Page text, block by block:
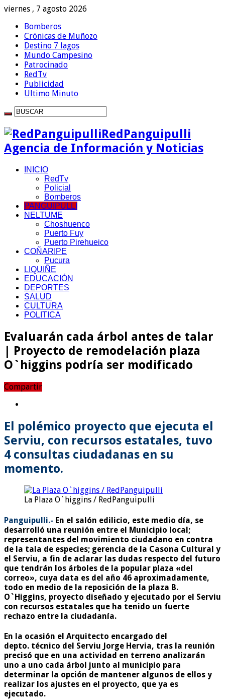
viernes , 7 agosto 2026
Bomberos
Crónicas de Muñozo
Destino 7 lagos
Mundo Campesino
Patrocinado
RedTv
Publicidad
Ultimo Minuto
RedPanguipulli
Agencia de Información y Noticias
INICIO
RedTv
Policial
Bomberos
PANGUIPULLI
NELTUME
Choshuenco
Puerto Fuy
Puerto Pirehueico
COÑARIPE
Pucura
LIQUIÑE
EDUCACIÓN
DEPORTES
SALUD
CULTURA
POLITICA
Evaluarán cada árbol antes de talar
| Proyecto de remodelación plaza
O`higgins podría ser modificado
Compartir
El polémico proyecto que ejecuta el
Serviu, con recursos estatales, tuvo
4 consultas ciudadanas en su
momento.
La Plaza O`higgins / RedPanguipulli
Panguipulli.- En el salón edilicio, este medio día, se
desarrolló una reunión entre el Municipio local;
representantes del movimiento ciudadano en contra
de la tala de especies; gerencia de la Casona Cultural y
el Serviu, a fin de aclarar las dudas respecto del futuro
que tendrán los árboles de la popular plaza «del
correo», cuya data es del año 46 aproximadamente,
todo en medio de la reposición de la plaza B.
O`Higgins, proyecto diseñado y ejecutado por el Serviu
con recursos estatales que ha tenido un fuerte
rechazo entre la ciudadanía.
En la ocasión el Arquitecto encargado del
depto. técnico del Serviu Jorge Hervia, tras la reunión
precisó que en una actividad en terreno analizarán
uno a uno cada árbol junto al municipio para
determinar la opción de mantener algunos de ellos y
realizar los ajustes en el proyecto, que ya es
ejecutado.